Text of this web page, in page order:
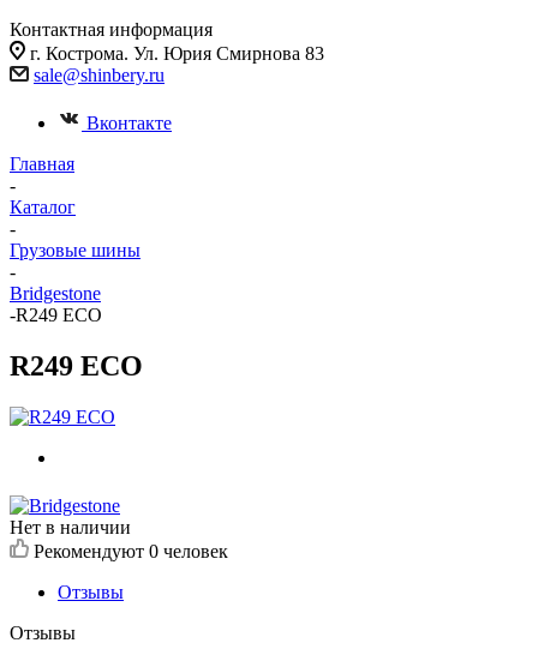
Контактная информация
г. Кострома. Ул. Юрия Смирнова 83
sale@shinbery.ru
Вконтакте
Главная
-
Каталог
-
Грузовые шины
-
Bridgestone
-R249 ECO
R249 ECO
Нет в наличии
Рекомендуют 0 человек
Отзывы
Отзывы